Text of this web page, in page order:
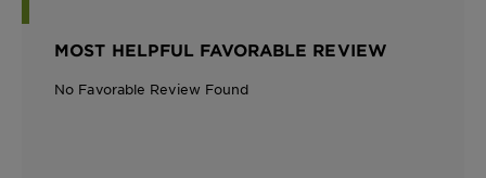
MOST HELPFUL FAVORABLE REVIEW
No Favorable Review Found